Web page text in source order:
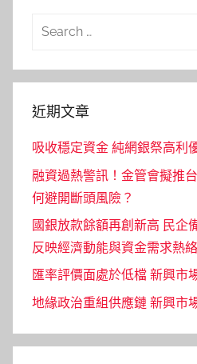
Search
近期文章
吸收穩定資金 純網銀祭高利
融資過熱警訊！金管會擬推
何避開斷頭風險？
國銀放款餘額再創新高 民企
反映經濟動能與資金需求熱絡
匯率評價面處於低檔 新興市
地緣政治重組供應鏈 新興市